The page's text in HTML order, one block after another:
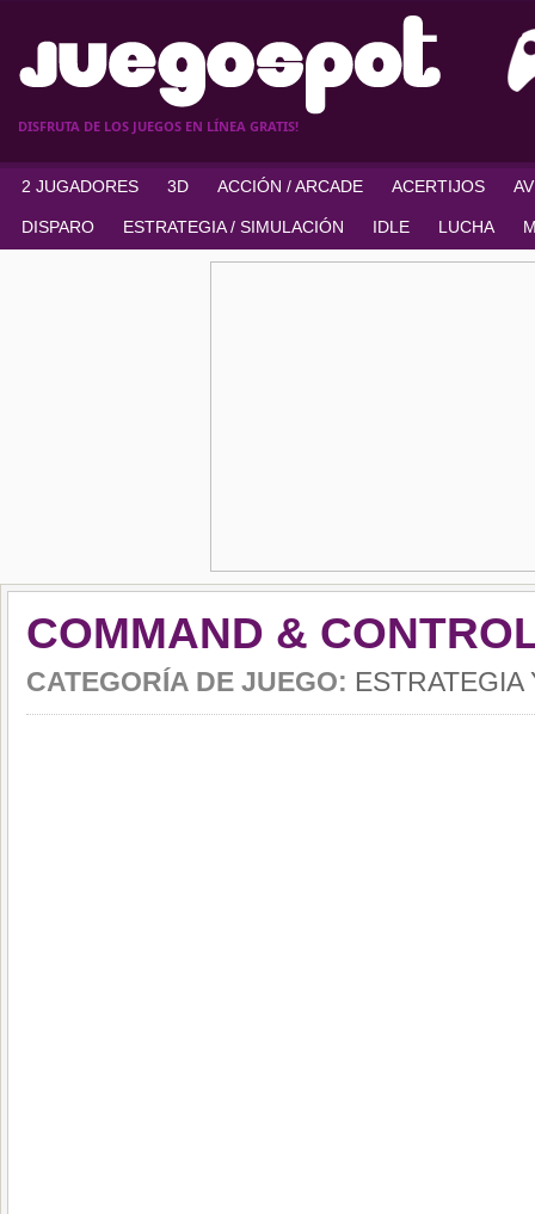
DISFRUTA DE LOS JUEGOS EN LÍNEA GRATIS!
2 JUGADORES 3D ACCIÓN / ARCADE ACERTIJOS
DISPARO ESTRATEGIA / SIMULACIÓN IDLE LUCHA
COMMAND &
CATEGORÍA DE JUEGO: